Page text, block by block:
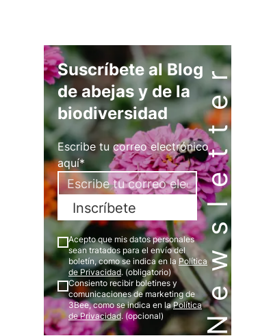
Newsletter
Suscríbete al Blog
de abejas y de la
biodiversidad
Escribe tu correo electrónico
aquí*
Inscríbete
Acepto que mis datos personales
sean tratados para el envío del
boletín, como se indica en la Política
de Privacidad. (obligatorio)
Consiento recibir boletines y
comunicaciones de marketing de
3Bee, como se indica en laPolítica
de Privacidad. (opcional)